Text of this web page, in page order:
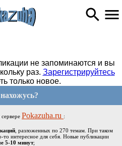
не запоминаются и вы
раз. Зарегистрируйтесь
только новое.
Pokazuha.ru :
, разложенных по 270 темам. При таком
интересное для себя. Новые публикации
5-10 минут;